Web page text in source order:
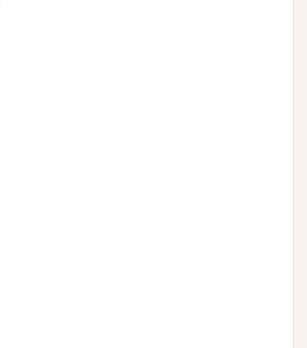
VERGETE HELDE UIT DIE
VRYSTAATSTORIES DEUR
‘N
PLAGIAAT/